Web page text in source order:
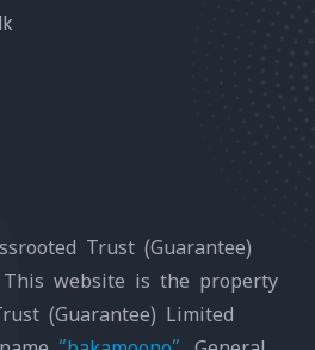
Trust (Guarantee)
This website is the property
(Guarantee) Limited